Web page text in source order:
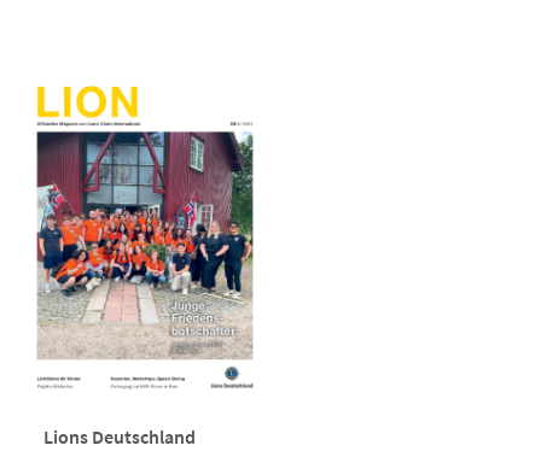
Lions Deutschland